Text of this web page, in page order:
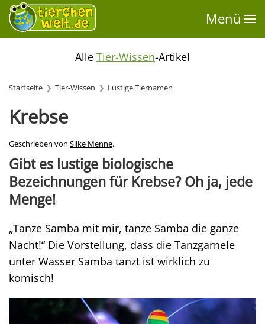
Menü
Alle Tier-Wissen-Artikel
Startseite Tier-Wissen Lustige Tiernamen
Krebse
Geschrieben von Silke Menne.
Gibt es lustige biologische
Bezeichnungen für Krebse? Oh ja, jede
Menge!
„Tanze Samba mit mir, tanze Samba die ganze
Nacht!“ Die Vorstellung, dass die Tanzgarnele
unter Wasser Samba tanzt ist wirklich zu
komisch!